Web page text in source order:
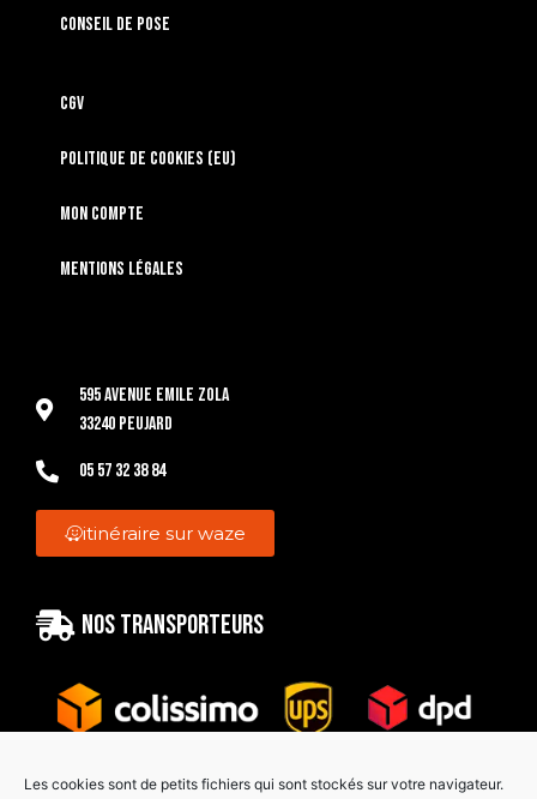
Les cookies sont de petits fichiers qui sont stockés sur votre navigateur.
Conseil de pose
CGV
Politique de cookies (EU)
Mon compte
Mentions légales
595 Avenue Emile Zola
33240 Peujard
05 57 32 38 84
itinéraire sur waze
Nos transporteurs